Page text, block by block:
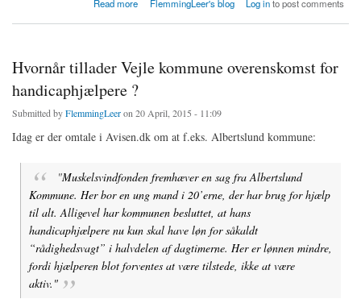
Read more FlemmingLeer's blog Log into post comments
Hvornår tillader Vejle kommune overenskomst for
handicaphjælpere ?
Submitted byFlemmingLeeron 20 April, 2015 - 11:09
Idag er der omtale i Avisen.dk om at f.eks. Albertslund kommune:
"Muskelsvindfonden fremhæver en sag fra Albertslund
Kommune. Her bor en ung mand i 20’erne, der har brug for hjælp
til alt. Alligevel har kommunen besluttet, at hans
handicaphjælpere nu kun skal have løn for såkaldt
“rådighedsvagt” i halvdelen af dagtimerne. Her er lønnen mindre,
fordi hjælperen blot forventes at være tilstede, ikke at være
aktiv."